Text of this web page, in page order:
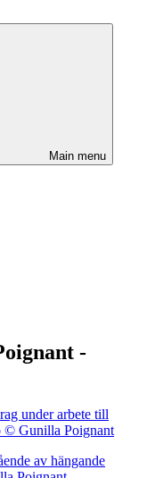
Main menu
-